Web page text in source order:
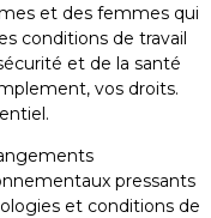
et des femmes qui
conditions de travail
et de la santé
vos droits.
pressants
et conditions de